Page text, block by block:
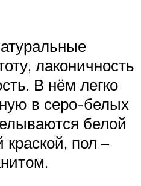
лаконичность
В нём легко
в серо-белых
белой
пол –